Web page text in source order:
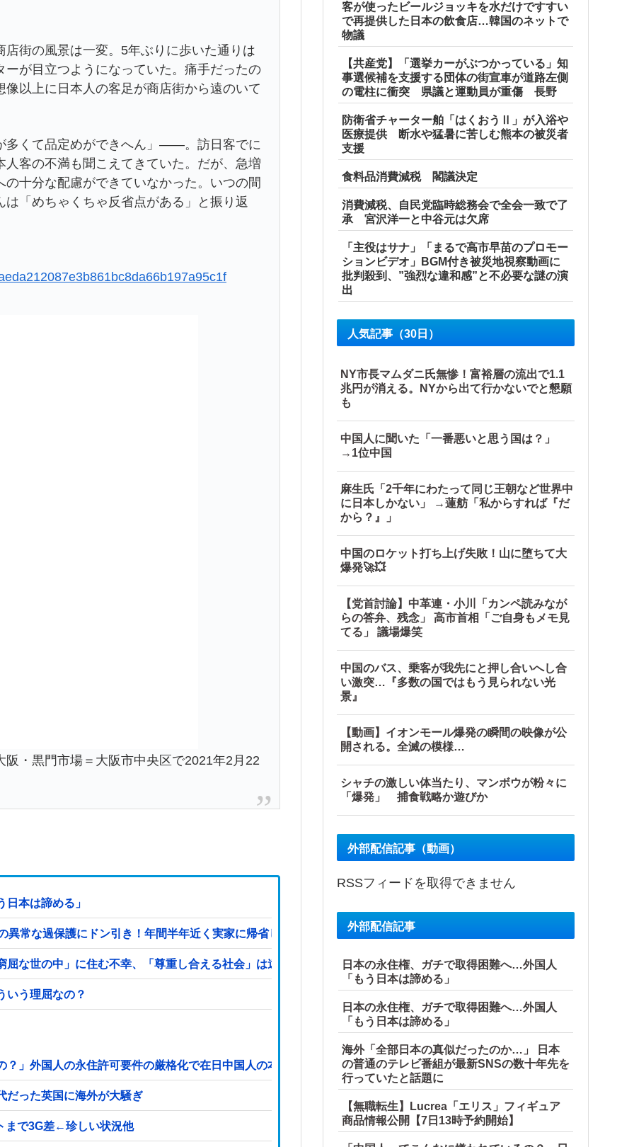
街の風景は一変。5年ぶりに歩いた通りは
が目立つようになっていた。痛手だったの
以上に日本人の客足が商店街から遠のいて
くて品定めができへん」――。訪日客でに
客の不満も聞こえてきていた。だが、急増
十分な配慮ができていなかった。いつの間
「めちゃくちゃ反省点がある」と振り返
・黒門市場＝大阪市中央区で2021年2月22
本は諦める」
異常な過保護にドン引き！年間半年近く実家に帰省して家事を高齢親に丸投げし、新幹線の移動すら義兄に送迎させていた
な世の中」に住む不幸、「尊重し合える社会」は遠ざかる一方
いう理屈なの？
」外国人の永住許可要件の厳格化で在日中国人の本音は？
だった英国に海外が大騒ぎ
まで3G差←珍しい状況他
客が使ったビールジョッキを水だけですすい
で再提供した日本の飲食店…韓国のネットで
物議
【共産党】「選挙カーがぶつかっている」知
事選候補を支援する団体の街宣車が道路左側
の電柱に衝突 県議と運動員が重傷 長野
防衛省チャーター舶「はくおうⅡ」が入浴や
医療提供 断水や猛暑に苦しむ熊本の被災者
支援
食料品消費減税 閣議決定
消費減税、自民党臨時総務会で全会一致で了
承 宮沢洋一と中谷元は欠席
「主役はサナ」「まるで高市早苗のプロモー
ションビデオ」BGM付き被災地視察動画に
批判殺到、”強烈な違和感”と不必要な謎の演
出
人気記事（30日）
NY市長マムダニ氏無惨！富裕層の流出で1.1
兆円が消える。NYから出て行かないでと懇願
も
中国人に聞いた「一番悪いと思う国は？」
→1位中国
麻生氏「2千年にわたって同じ王朝など世界中
に日本しかない」 →蓮舫「私からすれば『だ
から？』」
中国のロケット打ち上げ失敗！山に堕ちて大
爆発🚀💥
【党首討論】中革連・小川「カンペ読みなが
らの答弁、残念」 高市首相「ご自身もメモ見
てる」 議場爆笑
中国のバス、乗客が我先にと押し合いへし合
い激突…『多数の国ではもう見られない光
景』
【動画】イオンモール爆発の瞬間の映像が公
開される。全滅の模様…
シャチの激しい体当たり、マンボウが粉々に
「爆発」 捕食戦略か遊びか
外部配信記事（動画）
RSSフィードを取得できません
外部配信記事
日本の永住権、ガチで取得困難へ…外国人
「もう日本は諦める」
日本の永住権、ガチで取得困難へ…外国人
「もう日本は諦める」
海外「全部日本の真似だったのか…」 日本
の普通のテレビ番組が最新SNSの数十年先を
行っていたと話題に
【無職転生】Lucrea「エリス」フィギュア
商品情報公開【7日13時予約開始】